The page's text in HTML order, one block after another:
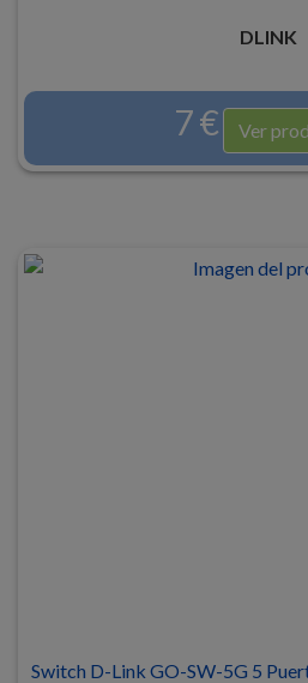
DLINK
7 € Ver
Switch D-Link GO-SW-5G 5